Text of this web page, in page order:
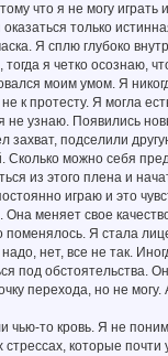
что я не могу
только
Я сплю глубоко
тогда я четко
моим умом. Я
не к протесту. Я могла
узнаю. Появились
подселили
Сколько можно себя
из этого плена и
играю и это
меняет свое
поменялось. Я стала
нет, все не так.
под обстоятельства.
перехода, но не
чью-то кровь. Я не
которые